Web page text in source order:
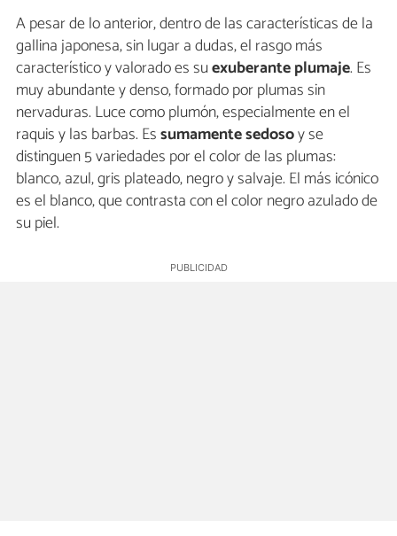
A pesar de lo anterior, dentro de las características de la
gallina japonesa, sin lugar a dudas, el rasgo más
característico y valorado es suexuberante plumaje. Es
muy abundante y denso, formado por plumas sin
nervaduras. Luce como plumón, especialmente en el
raquis y las barbas. Essumamente sedosoy se
distinguen 5 variedades por el color de las plumas:
blanco, azul, gris plateado, negro y salvaje. El más icónico
es el blanco, que contrasta con el color negro azulado de
su piel.